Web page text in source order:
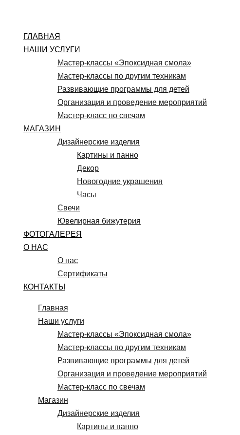
содержимому
ГЛАВНАЯ
НАШИ УСЛУГИ
Мастер-классы «Эпоксидная смола»
Мастер-классы по другим техникам
Развивающие программы для детей
Организация и проведение мероприятий
Мастер-класс по свечам
МАГАЗИН
Дизайнерские изделия
Картины и панно
Декор
Новогодние украшения
Часы
Свечи
Ювелирная бижутерия
ФОТОГАЛЕРЕЯ
О НАС
О нас
Сертификаты
КОНТАКТЫ
Главная
Наши услуги
Мастер-классы «Эпоксидная смола»
Мастер-классы по другим техникам
Развивающие программы для детей
Организация и проведение мероприятий
Мастер-класс по свечам
Магазин
Дизайнерские изделия
Картины и панно